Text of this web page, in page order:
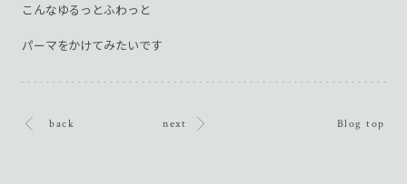
こんなゆるっとふわっと
パーマをかけてみたいです
back next Blog top